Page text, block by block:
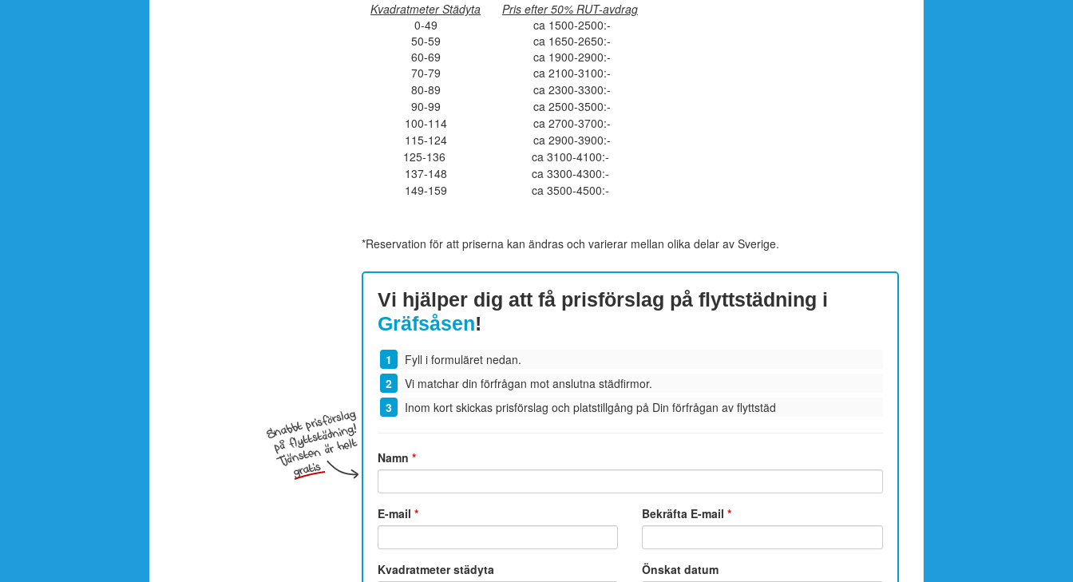
Kvadratmeter Städyta
Pris efter 50% RUT-avdrag
0-49
ca 1500-2500:-
50-59
ca 1650-2650:-
60-69
ca 1900-2900:-
70-79
ca 2100-3100:-
80-89
ca 2300-3300:-
90-99
ca 2500-3500:-
100-114
ca 2700-3700:-
115-124
ca 2900-3900:-
125-136
ca 3100-4100:-
137-148
ca 3300-4300:-
149-159
ca 3500-4500:-
*Reservation för att priserna kan ändras och varierar mellan olika delar av Sverige.
Vi hjälper dig att få prisförslag på flyttstädning i
Gräfsåsen!
Fyll i formuläret nedan.
Vi matchar din förfrågan mot anslutna städfirmor.
Inom kort skickas prisförslag och platstillgång på Din förfrågan av flyttstäd
Namn *
E-mail * Bekräfta E-mail*
Kvadratmeter städyta Önskat datum